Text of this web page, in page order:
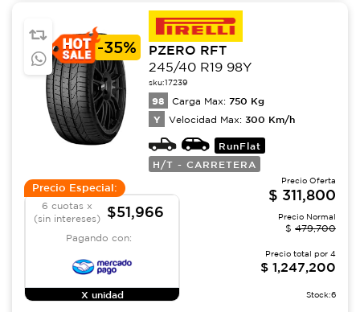
-35%
PZERO RFT
245/40 R19 98Y
sku:17239
98 Carga Max: 750 Kg
Y Velocidad Max: 300 Km/h
RunFlat
H/T - CARRETERA
Precio Especial:
6 cuotas x
(sin intereses)
$51,966
Pagando con:
X unidad
Precio Oferta
$ 311,800
Precio Normal
$ 479,700
Precio total por 4
$ 1,247,200
Stock:6